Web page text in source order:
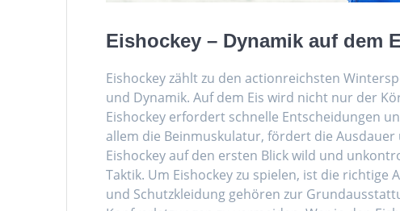
Eishockey – Dynamik auf dem
Eishockey zählt zu den actionreichsten
und Dynamik. Auf dem Eis wird nicht nur der
Eishockey erfordert schnelle Entscheidungen
allem die Beinmuskulatur, fördert die
Eishockey auf den ersten Blick wild und
Taktik. Um Eishockey zu spielen, ist die
und Schutzkleidung gehören zur